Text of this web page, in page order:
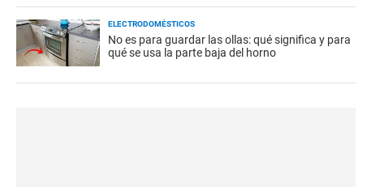
ELECTRODOMÉSTICOS
No es para guardar las ollas: qué significa y para
qué se usa la parte baja del horno